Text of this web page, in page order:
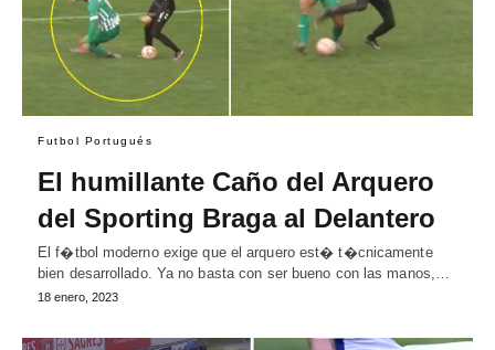
Futbol Portugués
El humillante Caño del Arquero
del Sporting Braga al Delantero
El f�tbol moderno exige que el arquero est� t�cnicamente
bien desarrollado. Ya no basta con ser bueno con las manos,…
18 enero, 2023